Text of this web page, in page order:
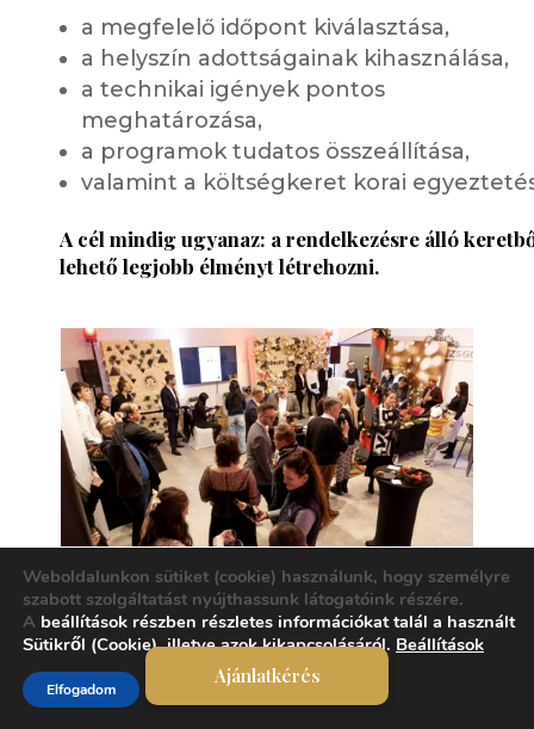
a megfelelő időpont kiválasztása,
a helyszín adottságainak kihasználása,
a technikai igények pontos
meghatározása,
a programok tudatos összeállítása,
valamint a költségkeret korai
A cél mindig ugyanaz: a rendelkezésre álló
lehető legjobb élményt létrehozni.
ÖSSZEGZÉS
A céges rendezvény szervezés ára számos
Weboldalunkon sütiket (cookie) használunk, hogy személyre
szabott szolgáltatást nyújthassunk látogatóink részére.
A beállítások részben részletes információkat talál a használt
Sütikről (Cookie), illetve azok kikapcsolásáról. Beállítások
Elfogadom
Ajánlatkérés